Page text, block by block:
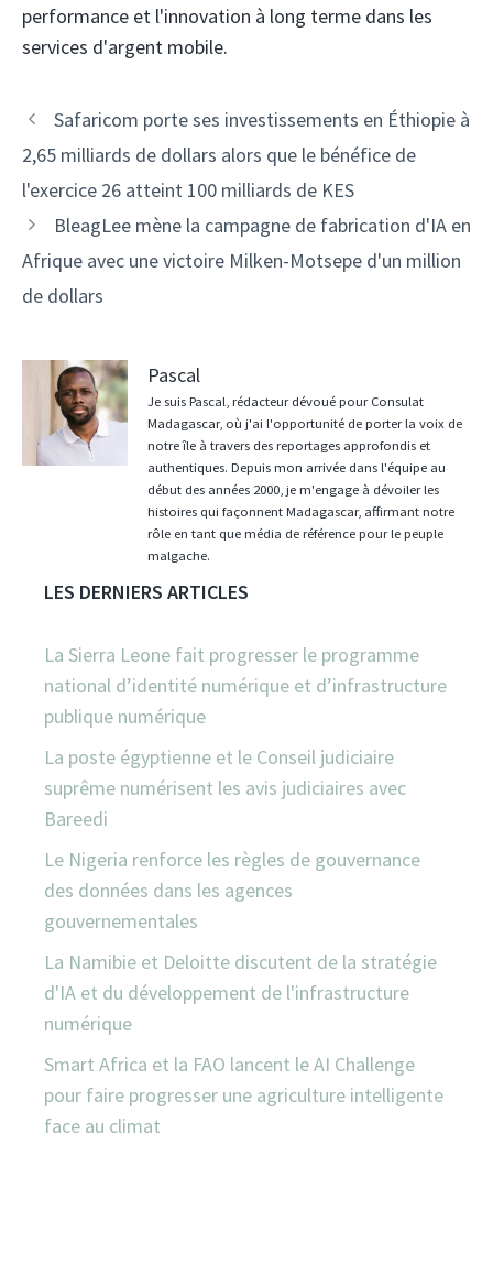
performance et l'innovation à long terme dans les
services d'argent mobile.
Navigation
des
Safaricom porte ses investissements en Éthiopie à
2,65 milliards de dollars alors que le bénéfice de
l'exercice 26 atteint 100 milliards de KES
BleagLee mène la campagne de fabrication d'IA en
Afrique avec une victoire Milken-Motsepe d'un million
de dollars
Pascal
Je suis Pascal, rédacteur dévoué pour Consulat
Madagascar, où j'ai l'opportunité de porter la voix de
notre île à travers des reportages approfondis et
authentiques. Depuis mon arrivée dans l'équipe au
début des années 2000, je m'engage à dévoiler les
histoires qui façonnent Madagascar, affirmant notre
rôle en tant que média de référence pour le peuple
malgache.
LES DERNIERS ARTICLES
La Sierra Leone fait progresser le programme
national d’identité numérique et d’infrastructure
publique numérique
La poste égyptienne et le Conseil judiciaire
suprême numérisent les avis judiciaires avec
Bareedi
Le Nigeria renforce les règles de gouvernance
des données dans les agences
gouvernementales
La Namibie et Deloitte discutent de la stratégie
d'IA et du développement de l'infrastructure
numérique
Smart Africa et la FAO lancent le AI Challenge
pour faire progresser une agriculture intelligente
face au climat